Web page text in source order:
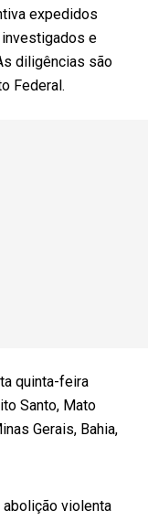
expedidos
investigados e
diligências são
Federal.
quinta-feira
Santo, Mato
Gerais, Bahia,
violenta